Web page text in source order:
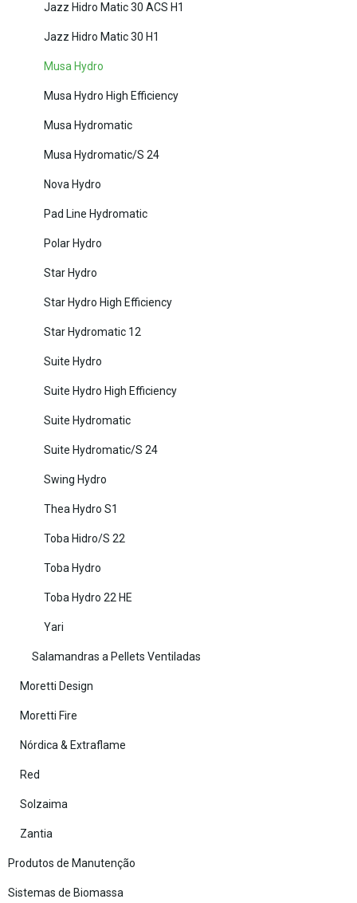
Jazz Hidro Matic 30 ACS H1
Jazz Hidro Matic 30 H1
Musa Hydro
Musa Hydro High Efficiency
Musa Hydromatic
Musa Hydromatic/S 24
Nova Hydro
Pad Line Hydromatic
Polar Hydro
Star Hydro
Star Hydro High Efficiency
Star Hydromatic 12
Suite Hydro
Suite Hydro High Efficiency
Suite Hydromatic
Suite Hydromatic/S 24
Swing Hydro
Thea Hydro S1
Toba Hidro/S 22
Toba Hydro
Toba Hydro 22 HE
Yari
Salamandras a Pellets Ventiladas
Moretti Design
Moretti Fire
Nórdica & Extraflame
Red
Solzaima
Zantia
Produtos de Manutenção
Sistemas de Biomassa